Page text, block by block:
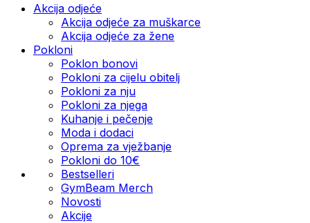
Akcija odjeće
Akcija odjeće za muškarce
Akcija odjeće za žene
Pokloni
Poklon bonovi
Pokloni za cijelu obitelj
Pokloni za nju
Pokloni za njega
Kuhanje i pečenje
Moda i dodaci
Oprema za vježbanje
Pokloni do 10€
Bestselleri
GymBeam Merch
Novosti
Akcije